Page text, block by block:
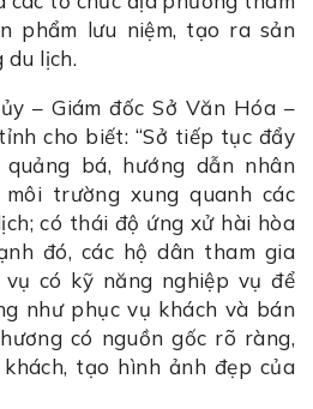
phẩm lưu niệm, tạo ra sản
du lịch.
– Giám đốc Sở Văn Hóa –
cho biết: “Sở tiếp tục đẩy
bá, hướng dẫn nhân
trường xung quanh các
có thái độ ứng xử hài hòa
đó, các hộ dân tham gia
có kỹ năng nghiệp vụ để
như phục vụ khách và bán
có nguồn gốc rõ ràng,
tạo hình ảnh đẹp của